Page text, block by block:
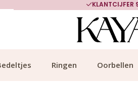
KLANTCIJFER
Ringen Oorbellen